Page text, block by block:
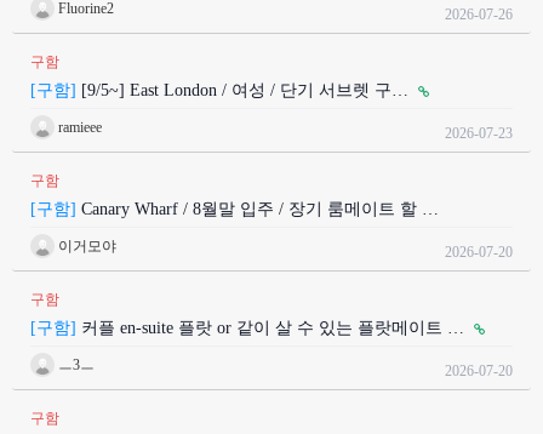
Fluorine2 2026-07-26
구함
[구함] [9/5~] East London / 여성 / 단기 서브렛 구…
ramieee 2026-07-23
구함
[구함] Canary Wharf / 8월말 입주 / 장기 룸메이트 할 …
이거모야 2026-07-20
구함
[구함] 커플 en-suite 플랏 or 같이 살 수 있는 플랏메이트 …
ㅡ3ㅡ 2026-07-20
구함